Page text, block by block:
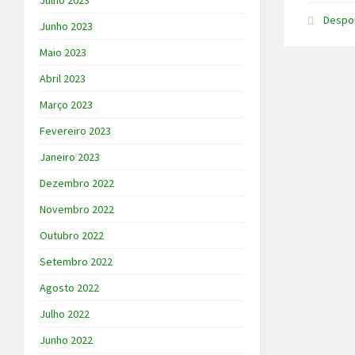
Junho 2023
Maio 2023
Abril 2023
Março 2023
Fevereiro 2023
Janeiro 2023
Dezembro 2022
Novembro 2022
Outubro 2022
Setembro 2022
Agosto 2022
Julho 2022
Junho 2022